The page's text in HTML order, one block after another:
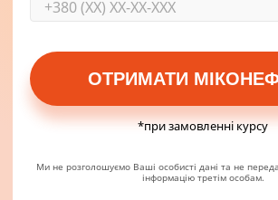
ОТРИМАТИ
*при замовленні курсу
Ми не розголошуємо Ваші особисті дані та не
інформацію третім особам.